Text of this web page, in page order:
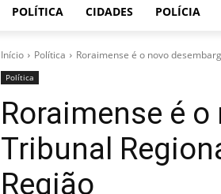
POLÍTICA CIDADES POLÍCIA
Início Política Roraimense é o novo
Política
Roraimense é
Tribunal
Região